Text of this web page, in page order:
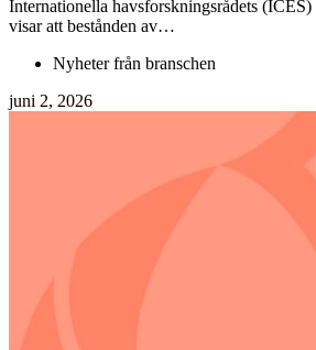
Internationella havsforskningsrådets
visar att bestånden av…
Nyheter från branschen
juni 2, 2026